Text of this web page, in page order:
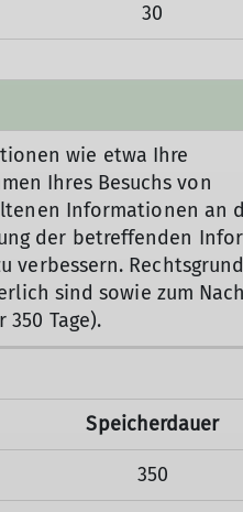
30
wie etwa Ihre
Ihres Besuchs von
Informationen an
der betreffenden
verbessern.
sind sowie zum
Tage).
Speicherdauer
350